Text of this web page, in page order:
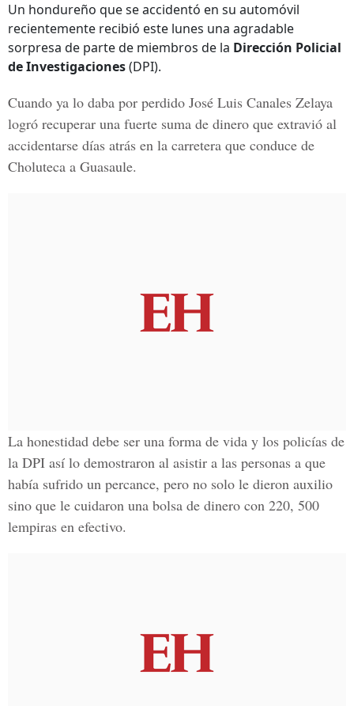
Un hondureño que se accidentó en su automóvil
recientemente recibió este lunes una agradable
sorpresa de parte de miembros de la Dirección Policial
de Investigaciones(DPI).
Cuando ya lo daba por perdido José Luis Canales Zelaya
logró recuperar una fuerte suma de dinero que extravió al
accidentarse días atrás en la carretera que conduce de
Choluteca a Guasaule.
La honestidad debe ser una forma de vida y los policías de
la DPI así lo demostraron al asistir a las personas a que
había sufrido un percance, pero no solo le dieron auxilio
sino que le cuidaron una bolsa de dinero con 220, 500
lempiras en efectivo.